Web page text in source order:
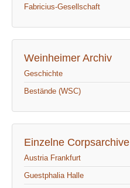
Fabricius-Gesellschaft
Weinheimer Archiv
Geschichte
Bestände (WSC)
Einzelne Corpsarchive
Austria Frankfurt
Guestphalia Halle